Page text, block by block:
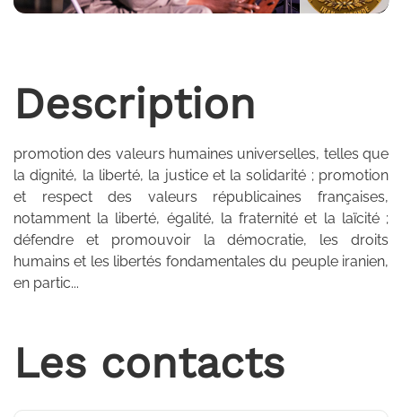
Description
promotion des valeurs humaines universelles, telles que
la dignité, la liberté, la justice et la solidarité ; promotion
et respect des valeurs républicaines françaises,
notamment la liberté, égalité, la fraternité et la laïcité ;
défendre et promouvoir la démocratie, les droits
humains et les libertés fondamentales du peuple iranien,
en partic...
Les contacts